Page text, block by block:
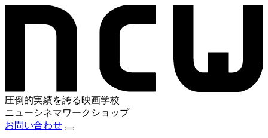
圧倒的実績を誇る映画学校
ニューシネマワークショップ
お問い合わせ